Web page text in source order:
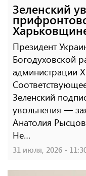
Зеленский
Президент
Богодуховской
администрации
Зеленский
увольнения —
Анатолия
Не…
31 июля, 2026 -